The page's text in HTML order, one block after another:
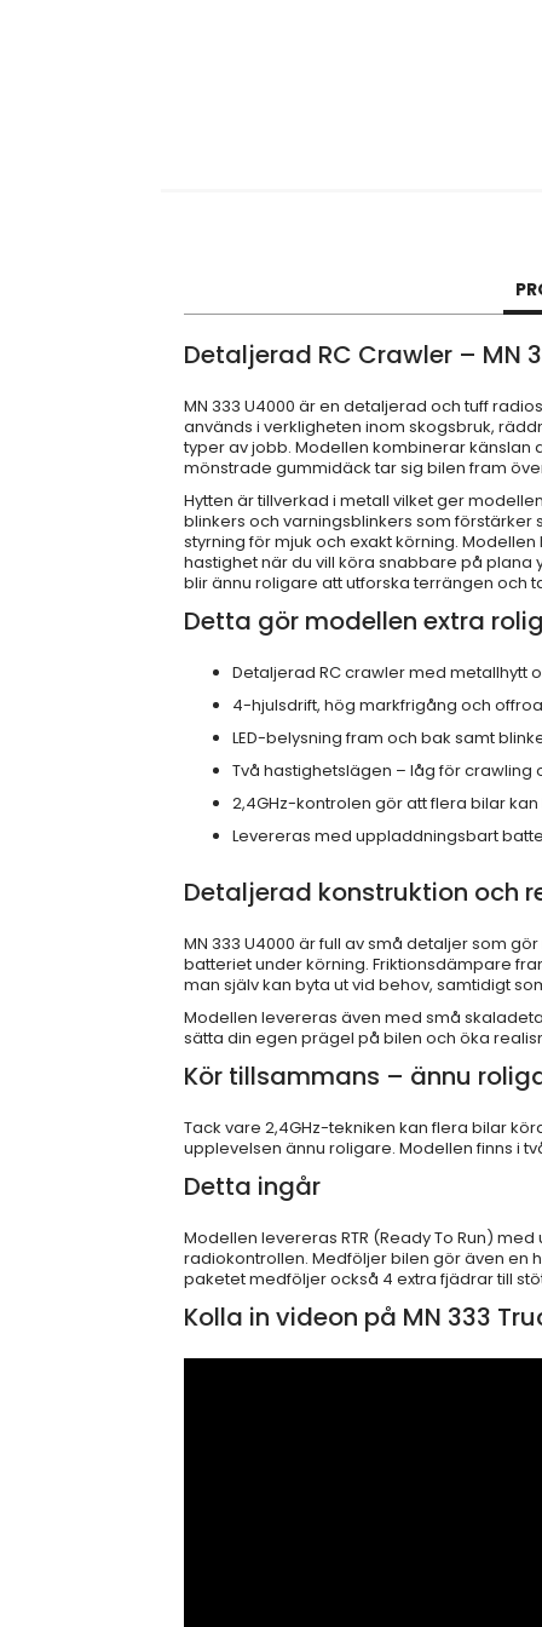
Detaljerad RC Crawler – MN
MN 333 U4000 är en detaljerad och tuff
används i verkligheten inom skogsbruk,
typer av jobb. Modellen kombinerar känslan
mönstrade gummidäck tar sig bilen fram
Hytten är tillverkad i metall vilket ger
blinkers och varningsblinkers som
styrning för mjuk och exakt körning.
hastighet när du vill köra snabbare på plana
blir ännu roligare att utforska terrängen och
Detta gör modellen extra rolig
Detaljerad RC crawler med metallhytt
4-hjulsdrift, hög markfrigång och
LED-belysning fram och bak samt
Två hastighetslägen – låg för
2,4GHz-kontrolen gör att flera bilar
Levereras med uppladdningsbart
Detaljerad konstruktion och
MN 333 U4000 är full av små detaljer som
batteriet under körning. Friktionsdämpare
man själv kan byta ut vid behov, samtidigt
Modellen levereras även med små
sätta din egen prägel på bilen och öka
Kör tillsammans – ännu
Tack vare 2,4GHz-tekniken kan flera bilar
upplevelsen ännu roligare. Modellen finns i
Detta ingår
Modellen levereras RTR (Ready To Run)
radiokontrollen. Medföljer bilen gör även en
paketet medföljer också 4 extra fjädrar till
Kolla in videon på MN 333